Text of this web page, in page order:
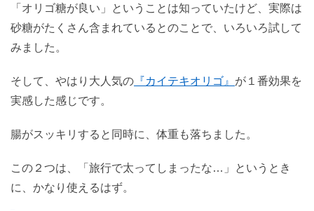
「オリゴ糖が良い」ということは知っていたけど、実際は
砂糖がたくさん含まれているとのことで、いろいろ試して
みました。
そして、やはり大人気の 『カイテキオリゴ』 が１番効果を
実感した感じです。
腸がスッキリすると同時に、体重も落ちました。
この２つは、「旅行で太ってしまったな…」というとき
に、かなり使えるはず。